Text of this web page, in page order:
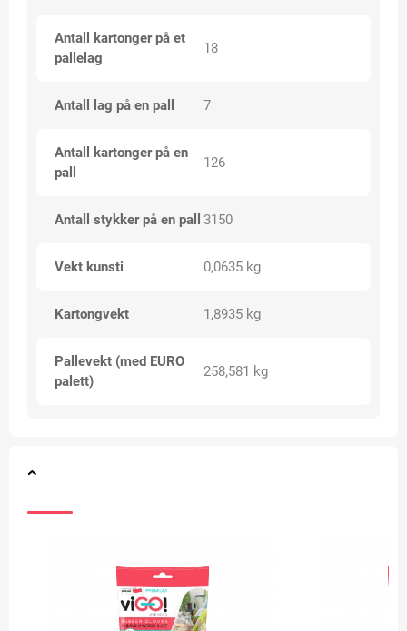
Antall kartonger på et
pallelag
18
Antall lag på en pall 7
Antall kartonger på en
pall
126
Antall stykker på en pall 3150
Vekt kunsti 0,0635 kg
Kartongvekt 1,8935 kg
Pallevekt (med EURO
palett)
258,581 kg